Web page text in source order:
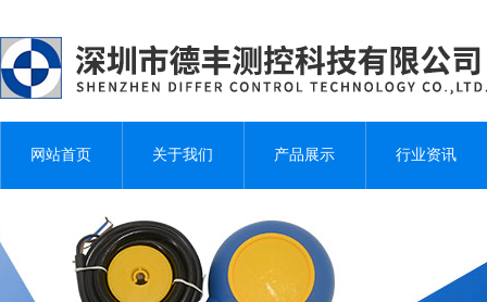
网站首页 关于我们 产品展示 行业资讯